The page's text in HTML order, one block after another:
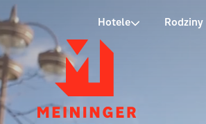
P
Hotele Rodziny